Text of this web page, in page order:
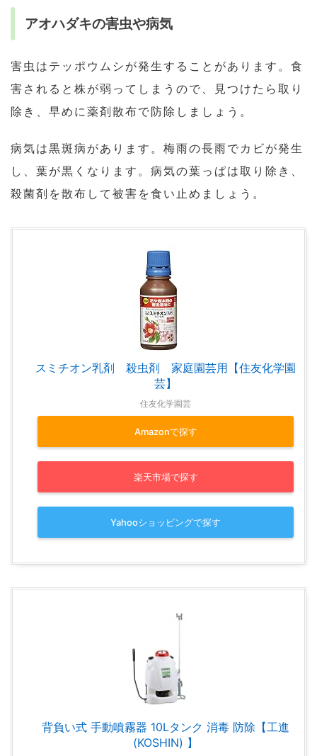
アオハダキの害虫や病気
害虫はテッポウムシが発生することがあります。食
害されると株が弱ってしまうので、見つけたら取り
除き、早めに薬剤散布で防除しましょう。
病気は黒斑病があります。梅雨の長雨でカビが発生
し、葉が黒くなります。病気の葉っぱは取り除き、
殺菌剤を散布して被害を食い止めましょう。
スミチオン乳剤 殺虫剤 家庭園芸用【住友化学園
芸】
住友化学園芸
Amazonで探す
楽天市場で探す
Yahooショッピングで探す
背負い式 手動噴霧器 10Lタンク 消毒 防除【工進
(KOSHIN) 】